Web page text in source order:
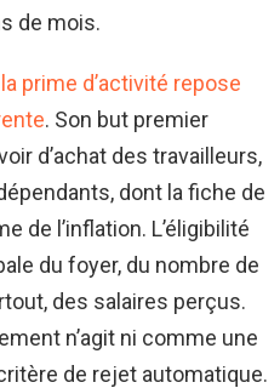
de mois.
la prime d’activité repose
. Son but premier
d’achat des travailleurs,
dont la fiche de
de l’inflation. L’éligibilité
du foyer, du nombre de
des salaires perçus.
n’agit ni comme une
de rejet automatique.